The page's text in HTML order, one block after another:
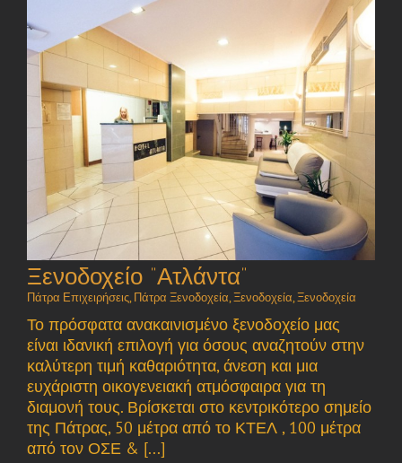
Ξενοδοχείο “Ατλάντα”
Πάτρα Επιχειρήσεις, Πάτρα Ξενοδοχεία,Ξενοδοχεία,Ξενοδοχεία
Το πρόσφατα ανακαινισμένο ξενοδοχείο μας
είναι ιδανική επιλογή για όσους αναζητούν στην
καλύτερη τιμή καθαριότητα, άνεση και μια
ευχάριστη οικογενειακή ατμόσφαιρα για τη
διαμονή τους. Βρίσκεται στο κεντρικότερο σημείο
της Πάτρας, 50 μέτρα από το ΚΤΕΛ , 100 μέτρα
από τον ΟΣΕ & [...]